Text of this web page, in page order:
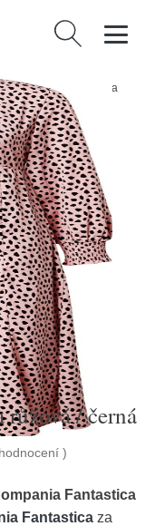
Vyhledávání
šaty/Šaty Compania
růžová / černá
hodnocení )
Fantastica
Fantasticaza